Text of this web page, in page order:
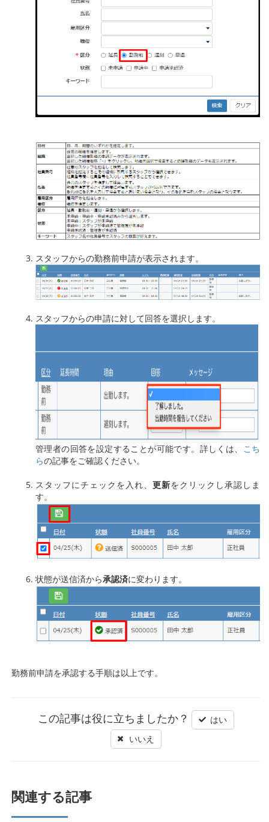
スタッフからの勤務前申請が表示されます。
スタッフからの申請に対して回答を選択します。
管理者の回答を設定することが可能です。詳しくは、
こち
らの記事をご確認ください。
スタッフにチェックを入れ、 更新をクリックし承認しま
す。
状態が送信済から承認済に変わります。
勤務前申請を承認する手順は以上です。
この記事は役に立ちましたか？
はい
いいえ
関連する記事